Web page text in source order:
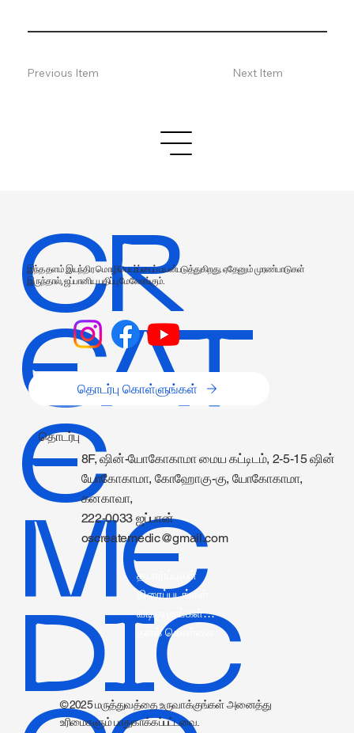
Previous Item Next Item
CR
EAT
E
ME
DIC
தொடர்பு
8F, ஷின்-யோகோகாமா மைய கட்டிடம், 2-5-15 ஷின்
யோகோகாமா, கோஹோகு-கு, யோகோகாமா,
கனகாவா,
222-0033 ஜப்பான்
oscreatemedic@gmail.com
இந்த தளம் இயந்திர மொழிபெயர்ப்பைப் பயன்படுத்துகிறது. ஏதேனும் முரண்பாடுகள்
இருந்தால், ஜப்பானிய பதிப்பு மேலோங்கும்.
© 2025 மருத்துவத்தை உருவாக்குங்கள் அனைத்து
உரிமைகளும் பாதுகாக்கப்பட்டவை.
தொடர்பு கொள்ளுங்கள்
தயாரிப்புகள்
திரைப்படங்கள்
வடிகுழாய்கள் தகவல்.
தளக் கொள்கை